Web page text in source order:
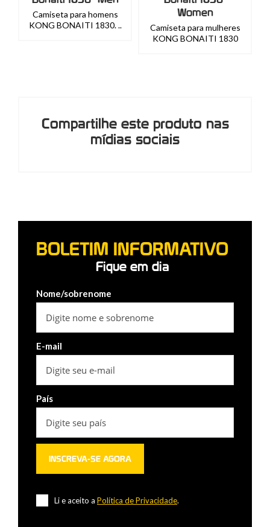
Camiseta para homens
KONG BONAITI 1830. ..
Women
Camiseta para mulheres
KONG BONAITI 1830
Compartilhe este produto nas
mídias sociais
BOLETIM INFORMATIVO
Fique em dia
Nome/sobrenome
E-mail
País
Li e aceito a Política de Privacidade.